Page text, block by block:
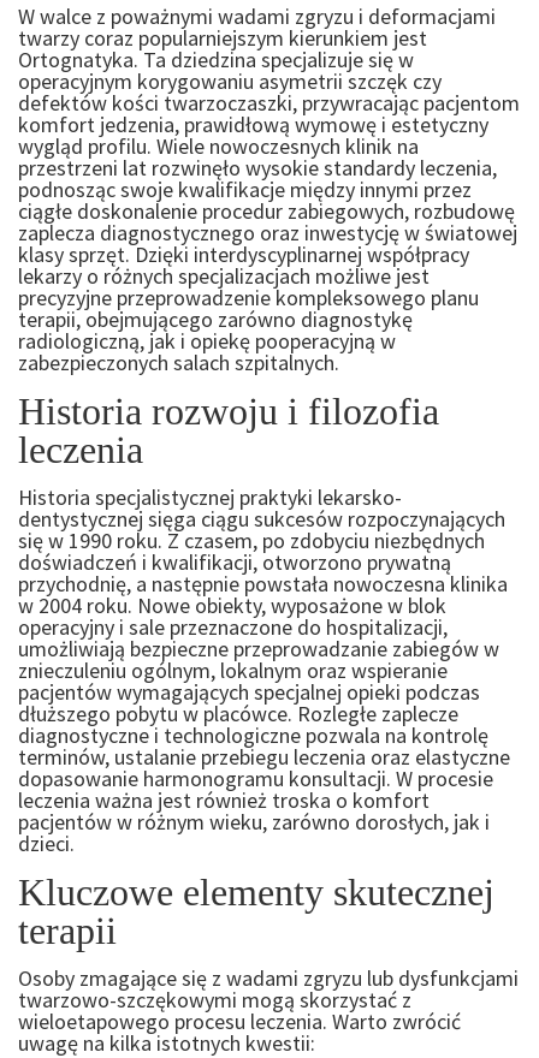
W walce z poważnymi wadami zgryzu i deformacjami
twarzy coraz popularniejszym kierunkiem jest
Ortognatyka. Ta dziedzina specjalizuje się w
operacyjnym korygowaniu asymetrii szczęk czy
defektów kości twarzoczaszki, przywracając pacjentom
komfort jedzenia, prawidłową wymowę i estetyczny
wygląd profilu. Wiele nowoczesnych klinik na
przestrzeni lat rozwinęło wysokie standardy leczenia,
podnosząc swoje kwalifikacje między innymi przez
ciągłe doskonalenie procedur zabiegowych, rozbudowę
zaplecza diagnostycznego oraz inwestycję w światowej
klasy sprzęt. Dzięki interdyscyplinarnej współpracy
lekarzy o różnych specjalizacjach możliwe jest
precyzyjne przeprowadzenie kompleksowego planu
terapii, obejmującego zarówno diagnostykę
radiologiczną, jak i opiekę pooperacyjną w
zabezpieczonych salach szpitalnych.
Historia rozwoju i filozofia
leczenia
Historia specjalistycznej praktyki lekarsko-
dentystycznej sięga ciągu sukcesów rozpoczynających
się w 1990 roku. Z czasem, po zdobyciu niezbędnych
doświadczeń i kwalifikacji, otworzono prywatną
przychodnię, a następnie powstała nowoczesna klinika
w 2004 roku. Nowe obiekty, wyposażone w blok
operacyjny i sale przeznaczone do hospitalizacji,
umożliwiają bezpieczne przeprowadzanie zabiegów w
znieczuleniu ogólnym, lokalnym oraz wspieranie
pacjentów wymagających specjalnej opieki podczas
dłuższego pobytu w placówce. Rozległe zaplecze
diagnostyczne i technologiczne pozwala na kontrolę
terminów, ustalanie przebiegu leczenia oraz elastyczne
dopasowanie harmonogramu konsultacji. W procesie
leczenia ważna jest również troska o komfort
pacjentów w różnym wieku, zarówno dorosłych, jak i
dzieci.
Kluczowe elementy skutecznej
terapii
Osoby zmagające się z wadami zgryzu lub dysfunkcjami
twarzowo-szczękowymi mogą skorzystać z
wieloetapowego procesu leczenia. Warto zwrócić
uwagę na kilka istotnych kwestii: